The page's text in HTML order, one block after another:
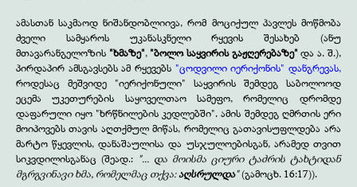
ამასთან საკმაოდ ნიშანდობლიივა, რომ მოციქულ პავლეს მოწმობა
ძველი სამყაროს უკანასკნელი რყევის შესახებ (ანუ
მთავარანგელოზის "ხმაზე", "ბოლო საყვირის გაჟღერებაზე"და ა. შ.),
პირდაპირ ამსგავსებს ამ რყევებს "ცოდვილი იერიქონის" დანგრევას,
როდესაც მეშვიდე "იერიქონული" საყვირის შემდეგ საბოლოოდ
ეცემა უკეთურების საყოველთაო სამეფო, რომელიც დრომდე
დაფარული იყო "ხრწნილების კედლებში". ამის შემდეგ ღმრთის ერი
მოიპოვებს თავის აღთქმულ მიწას, რომელიც გათავისუფლდება არა
მარტო წყევლის, დანაშაულისა და უსჯულოებისგან, არამედ თვით
სიკვდილისგანაც (შეად.: "... და მოისმა ციური ტაძრის ტახტიდან
მგრგვინავი ხმა, რომელმაც თქვა:აღსრულდა"(გამოცხ. 16:17)).